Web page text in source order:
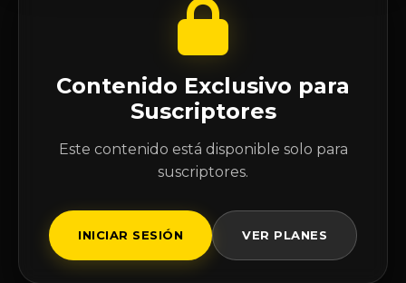
Contenido Exclusivo para
Suscriptores
Este contenido está disponible solo para
suscriptores.
INICIAR SESIÓN VER PLANES